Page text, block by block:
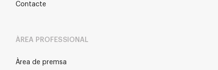
Contacte
ÀREA PROFESSIONAL
Àrea de premsa